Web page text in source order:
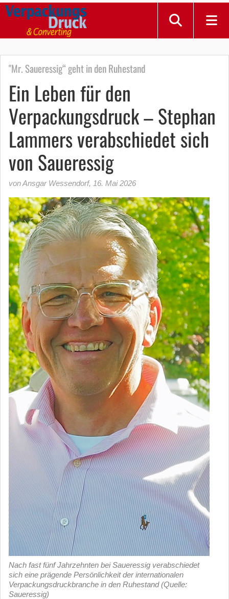
"Mr. Saueressig“ geht in den Ruhestand
Ein Leben für den
Verpackungsdruck – Stephan
Lammers verabschiedet sich
von Saueressig
von Ansgar Wessendorf, 16. Mai 2026
Nach fast fünf Jahrzehnten bei Saueressig verabschiedet
sich eine prägende Persönlichkeit der internationalen
Verpackungsdruckbranche in den Ruhestand (Quelle:
Saueressig)